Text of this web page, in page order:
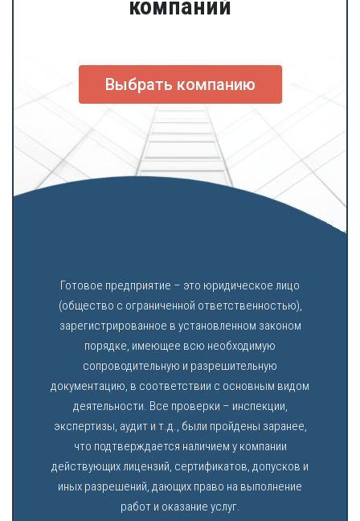
компаний
Выбрать компанию
Готовое предприятие – это юридическое лицо
(общество с ограниченной ответственностью),
зарегистрированное в установленном законом
порядке, имеющее всю необходимую
сопроводительную и разрешительную
документацию, в соответствии с основным видом
деятельности. Все проверки – инспекции,
экспертизы, аудит и т.д., были пройдены заранее,
что подтверждается наличием у компании
действующих лицензий, сертификатов, допусков и
иных разрешений, дающих право на выполнение
работ и оказание услуг.